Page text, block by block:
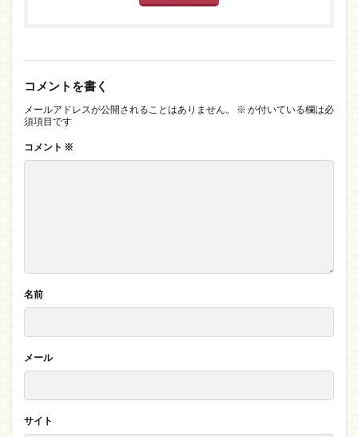
コメントを書く
メールアドレスが公開されることはありません。 ※ が付いている欄は必
須項目です
コメント ※
名前
メール
サイト